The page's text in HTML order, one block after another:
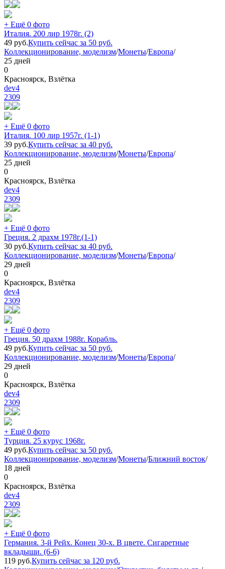
+ Ещё 0 фото
Италия. 200 лир 1978г. (2)
49 руб.Купить сейчас за 50 руб.
Коллекционирование, моделизм/Монеты/Европа/
25 дней
0
Красноярск, Взлётка
dev4
2309
+ Ещё 0 фото
Италия. 100 лир 1957г. (1-1)
39 руб.Купить сейчас за 40 руб.
Коллекционирование, моделизм/Монеты/Европа/
25 дней
0
Красноярск, Взлётка
dev4
2309
+ Ещё 0 фото
Греция. 2 драхм 1978г.(1-1)
30 руб.Купить сейчас за 40 руб.
Коллекционирование, моделизм/Монеты/Европа/
29 дней
0
Красноярск, Взлётка
dev4
2309
+ Ещё 0 фото
Греция. 50 драхм 1988г. Корабль.
49 руб.Купить сейчас за 50 руб.
Коллекционирование, моделизм/Монеты/Европа/
29 дней
0
Красноярск, Взлётка
dev4
2309
+ Ещё 0 фото
Турция. 25 курус 1968г.
49 руб.Купить сейчас за 50 руб.
Коллекционирование, моделизм/Монеты/Ближний восток/
18 дней
0
Красноярск, Взлётка
dev4
2309
+ Ещё 0 фото
Германия. 3-й Рейх. Конец 30-х. В цвете. Сигаретные
вкладыши. (6-6)
119 руб.Купить сейчас за 120 руб.